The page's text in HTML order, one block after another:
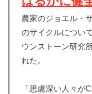
農家のジョエル・
のサイクルについ
ウンストーン研究
れた。
「思慮深い人々が